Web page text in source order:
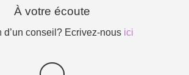
À votre écoute
d’un conseil? Ecrivez-nous ici